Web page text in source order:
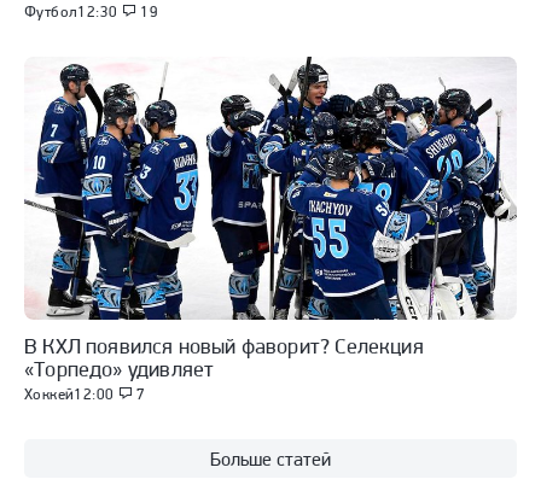
Футбол12:30 19
Хоккей12:00 7
В КХЛ появился новый фаворит? Селекция
«Торпедо» удивляет
Больше статей